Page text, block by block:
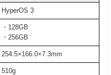
HyperOS 3
・128GB
・256GB
254.5×166.0×7.3mm
510g